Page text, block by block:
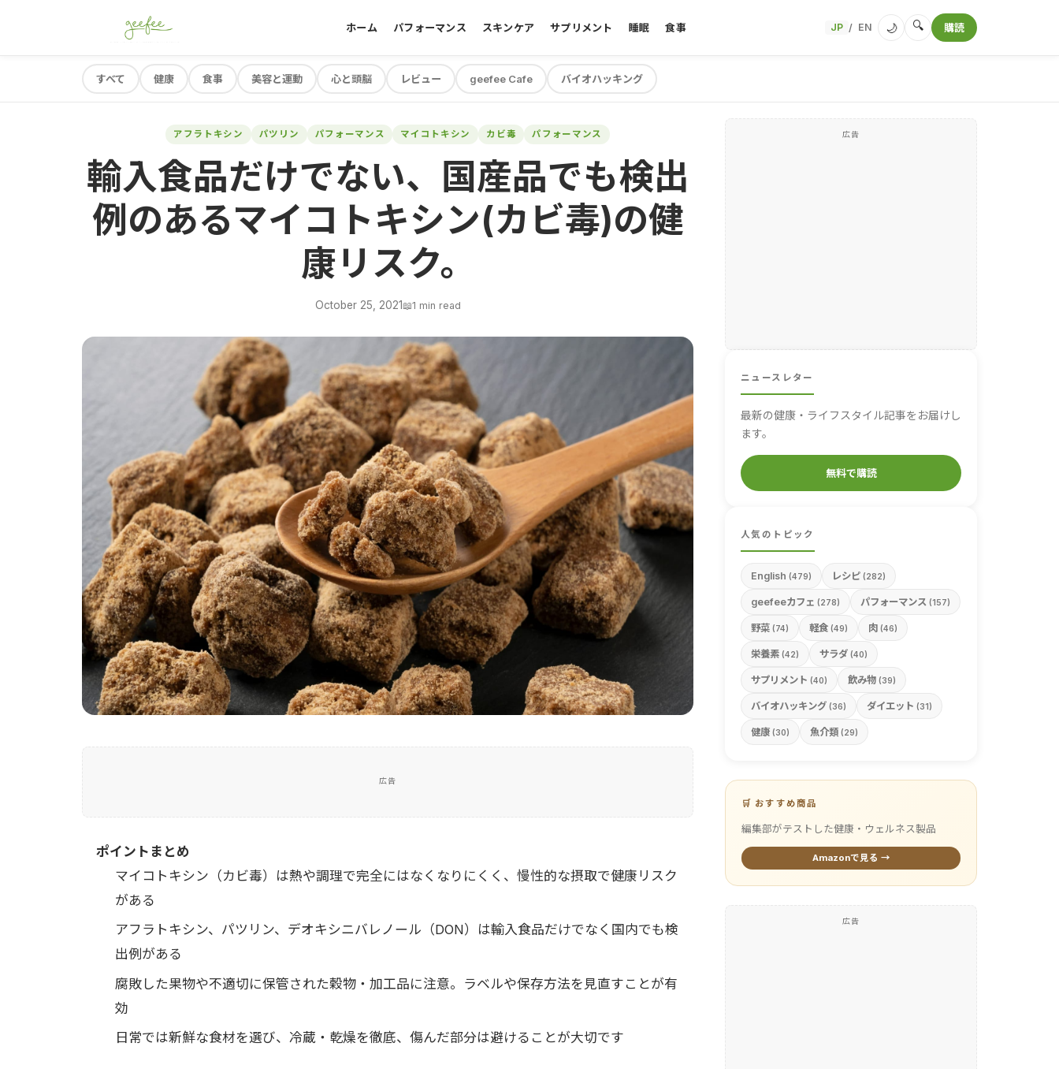
ホーム パフォーマンス スキンケア サプリメント 睡眠 食事 JP / EN 🌙 🔍 購読
すべて 健康 食事 美容と運動 心と頭脳 レビュー geefee Cafe バイオハッキング
アフラトキシン パツリン パフォーマンス マイコトキシン カビ毒 パフォーマンス
輸入食品だけでない、国産品でも検出
例のあるマイコトキシン(カビ毒)の健
康リスク。
October 25, 2021📖1 min read
広告
ポイントまとめ
マイコトキシン（カビ毒）は熱や調理で完全にはなくなりにくく、慢性的な摂取で健康リスク
がある
アフラトキシン、パツリン、デオキシニバレノール（DON）は輸入食品だけでなく国内でも検
出例がある
腐敗した果物や不適切に保管された穀物・加工品に注意。ラベルや保存方法を見直すことが有
効
日常では新鮮な食材を選び、冷蔵・乾燥を徹底、傷んだ部分は避けることが大切です
広告
ニュースレター
最新の健康・ライフスタイル記事をお届けし
ます。
無料で購読
人気のトピック
English (479) レシピ (282)
geefeeカフェ (278) パフォーマンス (157)
野菜 (74) 軽食 (49) 肉 (46)
栄養素 (42) サラダ (40)
サプリメント (40) 飲み物 (39)
バイオハッキング (36) ダイエット (31)
健康 (30) 魚介類 (29)
🛒 おすすめ商品
編集部がテストした健康・ウェルネス製品
Amazonで見る →
広告